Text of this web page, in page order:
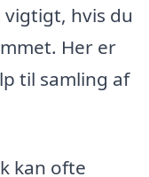
hvis du
Her er
til samling af
kan ofte